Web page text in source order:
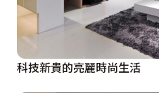
科技新貴的亮麗時尚生活